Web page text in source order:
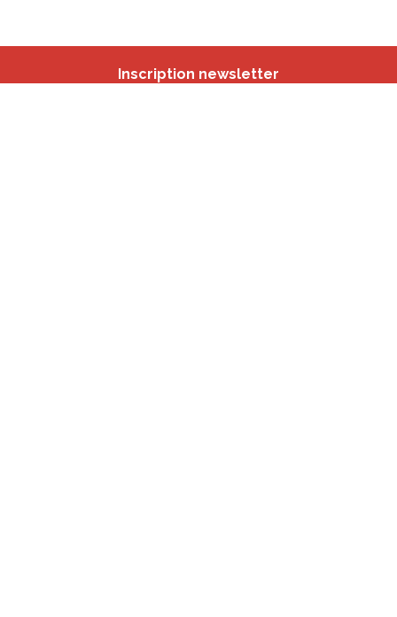
Inscription newsletter